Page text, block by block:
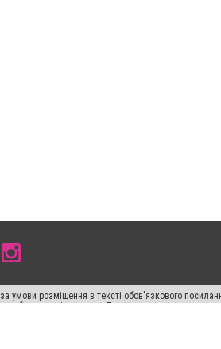
умови розміщення в тексті обов'язкового
або в якості джерела. Порушення виняткових